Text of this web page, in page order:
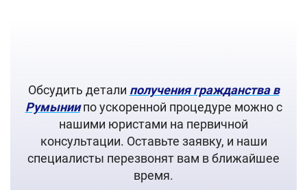
Обсудить детали получения гражданства в
Румыниипо ускоренной процедуре можно с
нашими юристами на первичной
консультации. Оставьте заявку, и наши
специалисты перезвонят вам в ближайшее
время.